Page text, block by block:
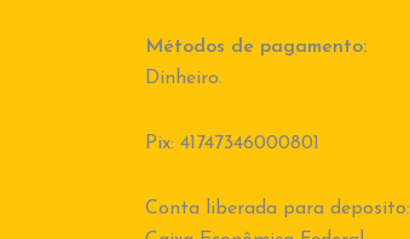
Métodos de pagamento:
Dinheiro.
Pix: 41747346000801
Conta liberada para deposito: